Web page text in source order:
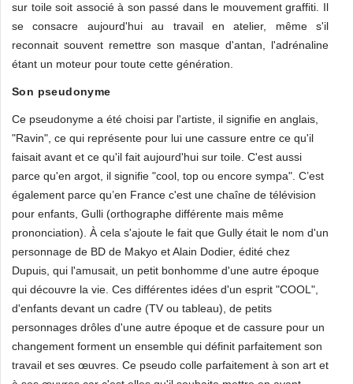
sur toile soit associé à son passé dans le mouvement graffiti. Il
se consacre aujourd'hui au travail en atelier, même s'il
reconnait souvent remettre son masque d'antan, l'adrénaline
étant un moteur pour toute cette génération.
Son pseudonyme
Ce pseudonyme a été choisi par l'artiste, il signifie en anglais,
"Ravin", ce qui représente pour lui une cassure entre ce qu'il
faisait avant et ce qu'il fait aujourd'hui sur toile. C'est aussi
parce qu'en argot, il signifie "cool, top ou encore sympa". C’est
également parce qu’en France c'est une chaîne de télévision
pour enfants, Gulli (orthographe différente mais même
prononciation). À cela s'ajoute le fait que Gully était le nom d'un
personnage de BD de Makyo et Alain Dodier, édité chez
Dupuis, qui l'amusait, un petit bonhomme d'une autre époque
qui découvre la vie. Ces différentes idées d'un esprit "COOL",
d'enfants devant un cadre (TV ou tableau), de petits
personnages drôles d'une autre époque et de cassure pour un
changement forment un ensemble qui définit parfaitement son
travail et ses œuvres. Ce pseudo colle parfaitement à son art et